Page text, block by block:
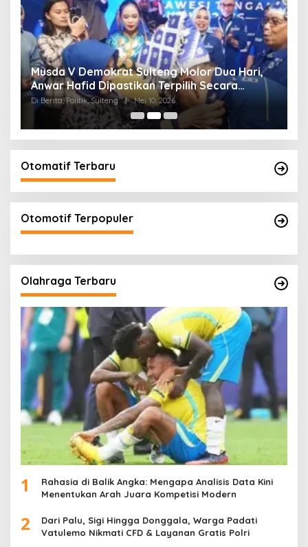
Musda V Demokrat Sulteng Molor Dua Hari,
Anwar Hafid Dipastikan Terpilih Secara
Aklamasi
Di Berita, Politik, Sulteng | Mei 10, 2026
Otomatif Terbaru
Otomotif Terpopuler
Olahraga Terbaru
1
Rahasia di Balik Angka: Mengapa Analisis Data Kini
Menentukan Arah Juara Kompetisi Modern
2
Dari Palu, Sigi Hingga Donggala, Warga Padati
Vatulemo Nikmati CFD & Layanan Gratis Polri